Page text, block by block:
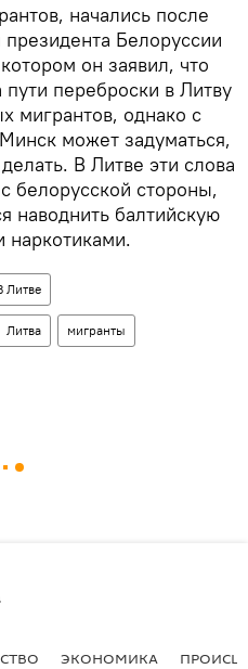
начались после
Белоруссии
он заявил, что
переброски в Литву
мигрантов, однако с
может задуматься,
В Литве эти слова
белорусской стороны,
наводнить балтийскую
наркотиками.
Литве
Литва мигранты
ЭКОНОМИКА